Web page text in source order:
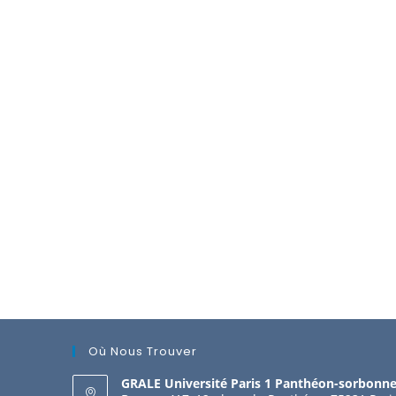
Où Nous Trouver
GRALE Université Paris 1 Panthéon-